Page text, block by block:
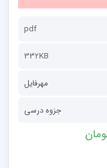
pdf
332KB
مهرفایل
جزوه درسی